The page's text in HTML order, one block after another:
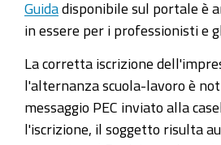
Guida disponibile sul portale è
in essere per i professionisti e
La corretta iscrizione
l'alternanza scuola-lavoro è
messaggio PEC inviato alla
l'iscrizione, il soggetto risulta